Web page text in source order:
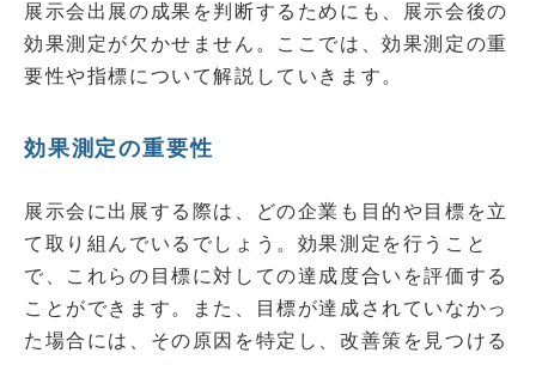
展示会出展の成果を判断するためにも、展示会後の
効果測定が欠かせません。ここでは、効果測定の重
要性や指標について解説していきます。
効果測定の重要性
展示会に出展する際は、どの企業も目的や目標を立
て取り組んでいるでしょう。効果測定を行うこと
で、これらの目標に対しての達成度合いを評価する
ことができます。また、目標が達成されていなかっ
た場合には、その原因を特定し、改善策を見つける